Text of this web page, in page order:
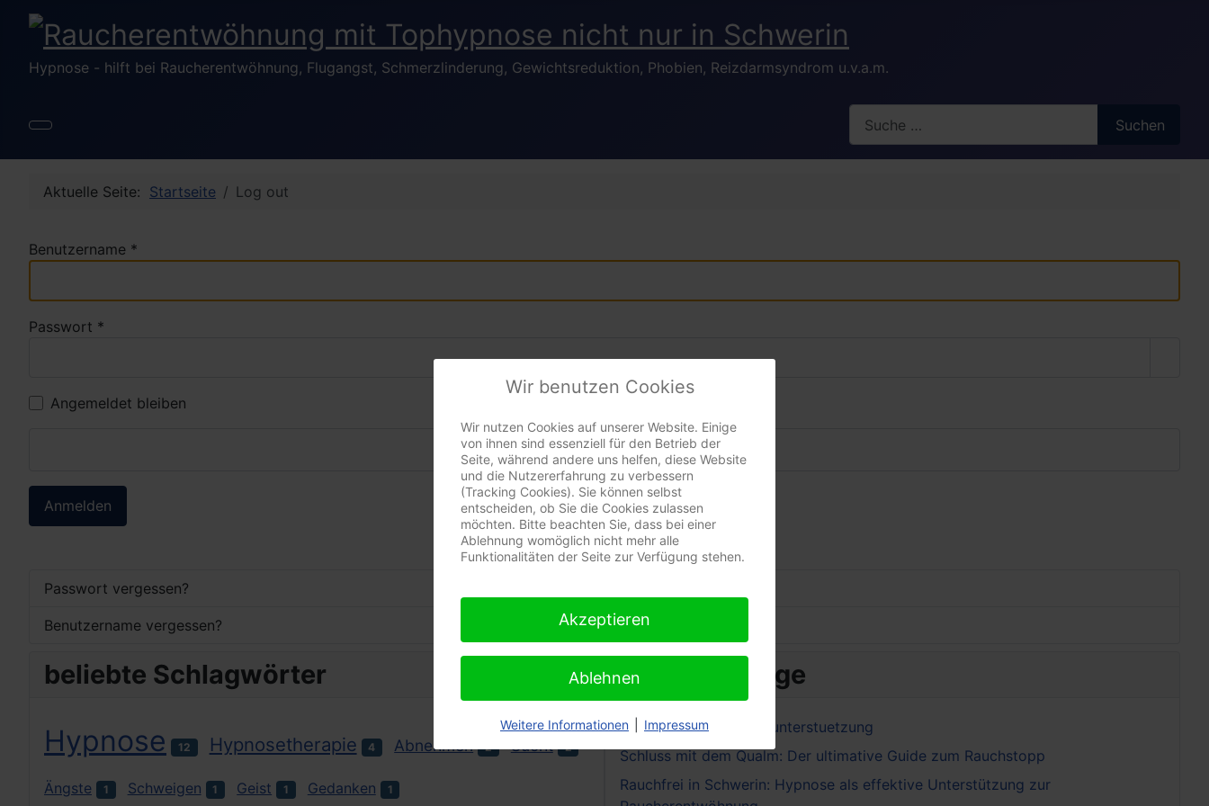
Hypnose - hilft bei Raucherentwöhnung, Flugangst, Schmerzlinderung, Gewichtsreduktion, Phobien, Reizdarmsyndrom u.v.a.m.
Suchen
Aktuelle Seite: Startseite Log out
Benutzername *
Passwort *
Angemeldet bleiben
Web-Authentifizierung
Anmelden
Passwort vergessen?
Benutzername vergessen?
beliebte Schlagwörter
Hypnose 12 Hypnosetherapie 4 Abnehmen 2 Sucht 2
Ängste 1 Schweigen 1 Geist 1 Gedanken 1
ältere Beiträge
rauchfrei-werden-mit-unterstuetzung
Schluss mit dem Qualm: Der ultimative Guide zum Rauchstopp
Rauchfrei in Schwerin: Hypnose als effektive Unterstützung zur
Wir benutzen Cookies
Wir nutzen Cookies auf unserer Website. Einige
von ihnen sind essenziell für den Betrieb der
Seite, während andere uns helfen, diese Website
und die Nutzererfahrung zu verbessern
(Tracking Cookies). Sie können selbst
entscheiden, ob Sie die Cookies zulassen
möchten. Bitte beachten Sie, dass bei einer
Ablehnung womöglich nicht mehr alle
Funktionalitäten der Seite zur Verfügung stehen.
Akzeptieren
Ablehnen
Weitere Informationen Impressum